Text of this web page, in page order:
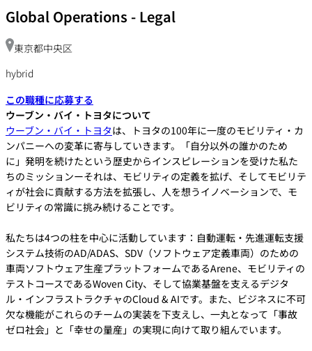
Global Operations - Legal
東京都中央区
hybrid
この職種に応募する
ウーブン・バイ・トヨタについて
ウーブン・バイ・トヨタは、トヨタの100年に一度のモビリティ・カ
ンパニーへの変革に寄与していきます。「自分以外の誰かのため
に」発明を続けたという歴史からインスピレーションを受けた私た
ちのミッションーそれは、モビリティの定義を拡げ、そしてモビリテ
ィが社会に貢献する方法を拡張し、人を想うイノベーションで、モ
ビリティの常識に挑み続けることです。
私たちは4つの柱を中心に活動しています：自動運転・先進運転支援
システム技術のAD/ADAS、SDV（ソフトウェア定義車両）のための
車両ソフトウェア生産プラットフォームであるArene、モビリティの
テストコースであるWoven City、そして協業基盤を支えるデジタ
ル・インフラストラクチャのCloud & AIです。また、ビジネスに不可
欠な機能がこれらのチームの実装を下支えし、一丸となって「事故
ゼロ社会」と「幸せの量産」の実現に向けて取り組んでいます。